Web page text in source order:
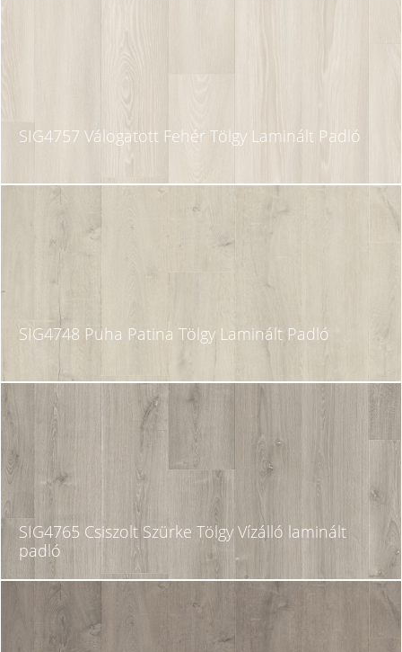
SIG4757 Válogatott Fehér Tölgy Laminált Padló
SIG4748 Puha Patina Tölgy Laminált Padló
SIG4765 Csiszolt Szürke Tölgy Vízálló laminált
padló